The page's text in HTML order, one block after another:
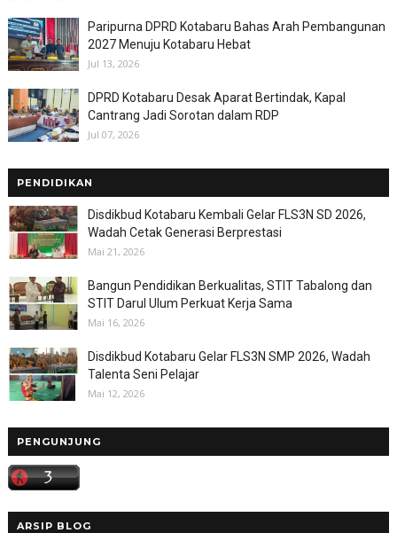
Paripurna DPRD Kotabaru Bahas Arah Pembangunan
2027 Menuju Kotabaru Hebat
Jul 13, 2026
DPRD Kotabaru Desak Aparat Bertindak, Kapal
Cantrang Jadi Sorotan dalam RDP
Jul 07, 2026
PENDIDIKAN
Disdikbud Kotabaru Kembali Gelar FLS3N SD 2026,
Wadah Cetak Generasi Berprestasi
Mai 21, 2026
Bangun Pendidikan Berkualitas, STIT Tabalong dan
STIT Darul Ulum Perkuat Kerja Sama
Mai 16, 2026
Disdikbud Kotabaru Gelar FLS3N SMP 2026, Wadah
Talenta Seni Pelajar
Mai 12, 2026
PENGUNJUNG
ARSIP BLOG